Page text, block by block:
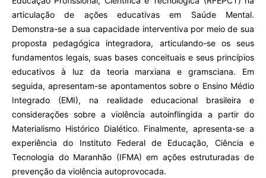
articulação de ações educativas em Saúde Mental.
Demonstra-se a sua capacidade interventiva por meio de sua
proposta pedagógica integradora, articulando-se os seus
fundamentos legais, suas bases conceituais e seus princípios
educativos à luz da teoria marxiana e gramsciana. Em
seguida, apresentam-se apontamentos sobre o Ensino Médio
Integrado (EMI), na realidade educacional brasileira e
considerações sobre a violência autoinflingida a partir do
Materialismo Histórico Dialético. Finalmente, apresenta-se a
experiência do Instituto Federal de Educação, Ciência e
Tecnologia do Maranhão (IFMA) em ações estruturadas de
prevenção da violência autoprovocada.